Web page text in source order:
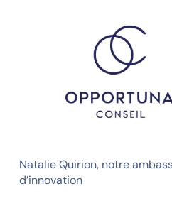
Natalie Quirion, notre
d’innovation